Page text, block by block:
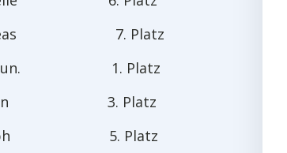
7. Platz
jun. 1. Platz
3. Platz
5. Platz